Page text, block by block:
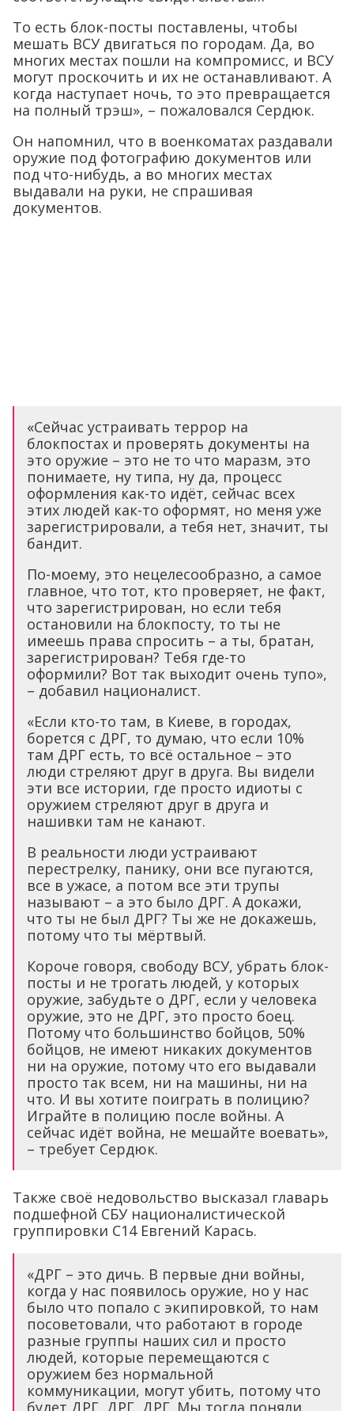
То есть блок-посты поставлены, чтобы
мешать ВСУ двигаться по городам. Да, во
многих местах пошли на компромисс, и ВСУ
могут проскочить и их не останавливают. А
когда наступает ночь, то это превращается
на полный трэш», – пожаловался Сердюк.
Он напомнил, что в военкоматах раздавали
оружие под фотографию документов или
под что-нибудь, а во многих местах
выдавали на руки, не спрашивая
документов.
«Сейчас устраивать террор на
блокпостах и проверять документы на
это оружие – это не то что маразм, это
понимаете, ну типа, ну да, процесс
оформления как-то идёт, сейчас всех
этих людей как-то оформят, но меня уже
зарегистрировали, а тебя нет, значит, ты
бандит.
По-моему, это нецелесообразно, а самое
главное, что тот, кто проверяет, не факт,
что зарегистрирован, но если тебя
остановили на блокпосту, то ты не
имеешь права спросить – а ты, братан,
зарегистрирован? Тебя где-то
оформили? Вот так выходит очень тупо»,
– добавил националист.
«Если кто-то там, в Киеве, в городах,
борется с ДРГ, то думаю, что если 10%
там ДРГ есть, то всё остальное – это
люди стреляют друг в друга. Вы видели
эти все истории, где просто идиоты с
оружием стреляют друг в друга и
нашивки там не канают.
В реальности люди устраивают
перестрелку, панику, они все пугаются,
все в ужасе, а потом все эти трупы
называют – а это было ДРГ. А докажи,
что ты не был ДРГ? Ты же не докажешь,
потому что ты мёртвый.
Короче говоря, свободу ВСУ, убрать блок-
посты и не трогать людей, у которых
оружие, забудьте о ДРГ, если у человека
оружие, это не ДРГ, это просто боец.
Потому что большинство бойцов, 50%
бойцов, не имеют никаких документов
ни на оружие, потому что его выдавали
просто так всем, ни на машины, ни на
что. И вы хотите поиграть в полицию?
Играйте в полицию после войны. А
сейчас идёт война, не мешайте воевать»,
– требует Сердюк.
Также своё недовольство высказал главарь
подшефной СБУ националистической
группировки С14 Евгений Карась.
«ДРГ – это дичь. В первые дни войны,
когда у нас появилось оружие, но у нас
было что попало с экипировкой, то нам
посоветовали, что работают в городе
разные группы наших сил и просто
людей, которые перемещаются с
оружием без нормальной
коммуникации, могут убить, потому что